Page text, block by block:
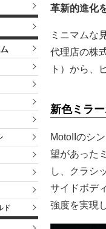
ド
革新的進化
ミニマムな
代理店の株
ト）から、
新色ミラ
MotoIIのシ
望があった
し、クラシ
サイドボデ
強度を実現